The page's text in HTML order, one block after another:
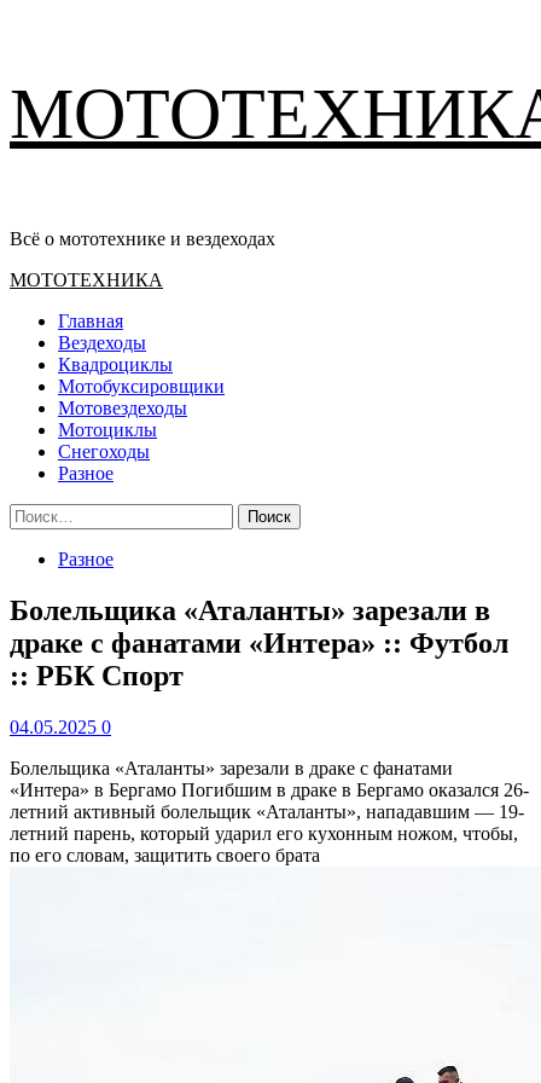
содержимому
Всё о мототехнике и вездеходах
Основное
МОТОТЕХНИКА
Главная
Вездеходы
Квадроциклы
Мотобуксировщики
Мотовездеходы
Мотоциклы
Снегоходы
Разное
Найти:
Разное
Болельщика «Аталанты» зарезали в
драке с фанатами «Интера» :: Футбол
:: РБК Спорт
04.05.2025 0
Болельщика «Аталанты» зарезали в драке с фанатами
«Интера» в Бергамо Погибшим в драке в Бергамо оказался 26-
летний активный болельщик «Аталанты», нападавшим — 19-
летний парень, который ударил его кухонным ножом, чтобы,
по его словам, защитить своего брата